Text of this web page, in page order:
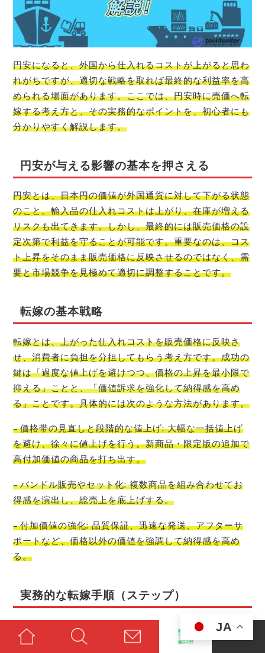
円安になると、外国から仕入れるコストが上がると思わ
れがちですが、適切な戦略を取れば最終的な利益率を高
められる場面があります。ここでは、円安時に売価へ転
嫁する考え方と、その実務的なポイントを、初心者にも
分かりやすく解説します。
円安が与える影響の基本を押さえる
円安とは、日本円の価値が外国通貨に対して下がる状態
のこと。輸入品の仕入れコストは上がり、在庫が増える
リスクも出てきます。しかし、最終的には販売価格の設
定次第で利益を守ることが可能です。重要なのは、コス
ト上昇をそのまま販売価格に反映させるのではなく、需
要と市場競争を見極めて適切に調整することです。
転嫁の基本戦略
転嫁とは、上がった仕入れコストを販売価格に反映さ
せ、消費者に負担を分担してもらう考え方です。成功の
鍵は「過度な値上げを避けつつ、価格の上昇を最小限で
抑える」ことと、「価値訴求を強化して納得感を高め
る」ことです。具体的には次のような方法があります。
– 価格帯の見直しと段階的な値上げ: 大幅な一括値上げ
を避け、徐々に値上げを行う。新商品・限定版の追加で
高付加価値の商品を打ち出す。
– バンドル販売やセット化: 複数商品を組み合わせてお
得感を演出し、総売上を底上げする。
– 付加価値の強化: 品質保証、迅速な発送、アフターサ
ポートなど、価格以外の価値を強調して納得感を高め
る。
実務的な転嫁手順（ステップ）
1) コストの正確な算出: 仕入れ価格、輸送費、関税、保
険、為替レートの変動幅を把握します。
JA